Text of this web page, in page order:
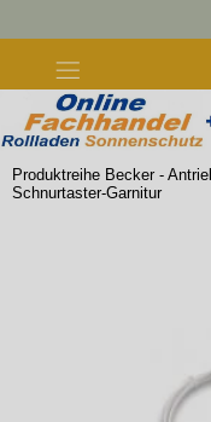
Produktreihe Becker -
Schnurtaster-Garnitur